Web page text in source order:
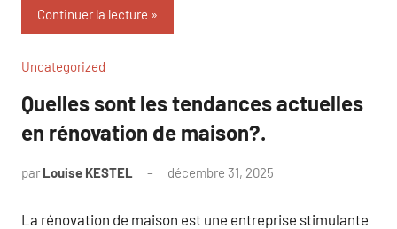
Continuer la lecture
Uncategorized
Quelles sont les tendances actuelles
en rénovation de maison?.
par Louise KESTEL décembre 31, 2025
La rénovation de maison est une entreprise stimulante